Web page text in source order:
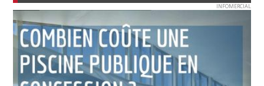
INFOMERCIAL